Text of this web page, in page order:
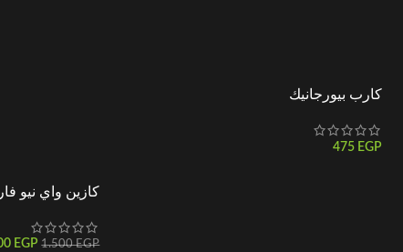
كارب بيورجانيك
475 EGP
كازين واي نيو
1.500EGP
EGP